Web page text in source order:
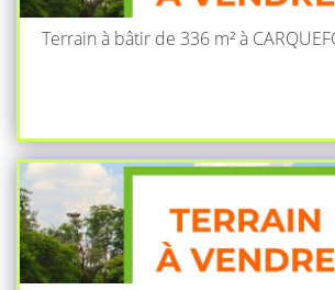
Terrain à bâtir de 336 m² à